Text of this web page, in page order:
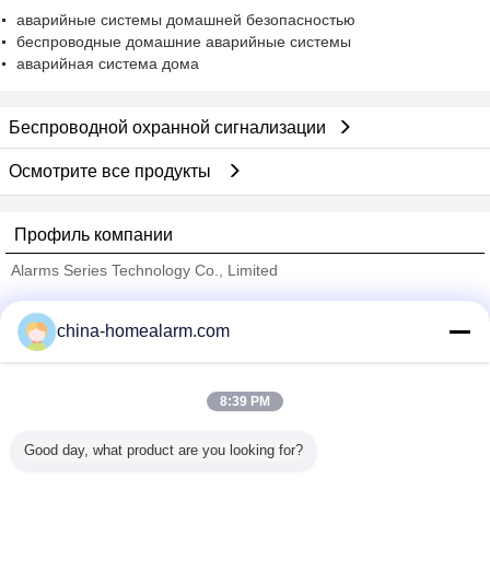
аварийные системы домашней безопасностью
беспроводные домашние аварийные системы
аварийная система дома
Беспроводной охранной сигнализации
Осмотрите все продукты
Профиль компании
Alarms Series Technology Co., Limited
Trust Seal
Verified Suplier
Все продукты
china-homealarm.com
8:39 PM
Good day, what product are you looking for?